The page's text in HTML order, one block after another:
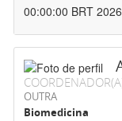
00:00:00 BRT 2026
OUTRA
Biomedicina